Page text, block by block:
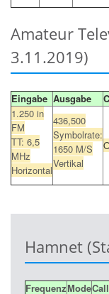
Amateur
3.11.2019)
Eingabe Ausgabe
1.250 in
FM
TT: 6,5
MHz
Horizontal
436,500
Symbolrate:
1650 M/S
Vertikal
Hamnet
FrequenzModeCall